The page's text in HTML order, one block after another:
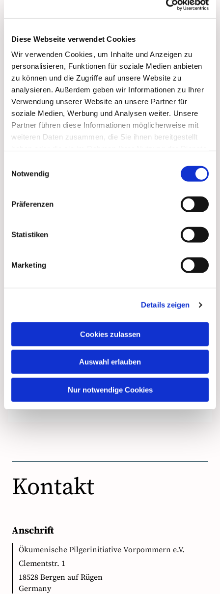
Diese Webseite verwendet Cookies
Wir verwenden Cookies, um Inhalte und Anzeigen zu
personalisieren, Funktionen für soziale Medien anbieten
zu können und die Zugriffe auf unsere Website zu
analysieren. Außerdem geben wir Informationen zu Ihrer
Verwendung unserer Website an unsere Partner für
soziale Medien, Werbung und Analysen weiter. Unsere
Partner führen diese Informationen möglicherweise mit
weiteren Daten zusammen, die Sie ihnen bereitgestellt
Notwendig
Präferenzen
Statistiken
Marketing
Details zeigen
Cookies zulassen
Auswahl erlauben
Nur notwendige Cookies
Kontakt
Anschrift
Ökumenische Pilgerinitiative Vorpommern e.V.
Clementstr. 1
18528 Bergen auf Rügen
Germany